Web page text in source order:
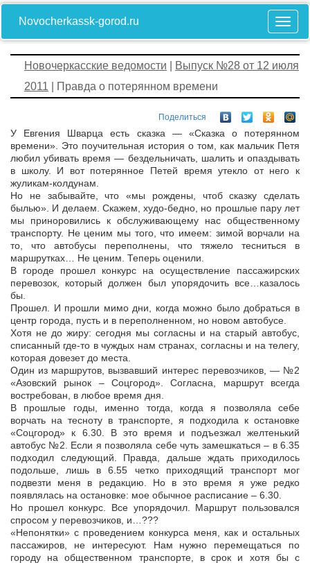
Novocherkassk-gorod.ru
Новочеркасские ведомости
Выпуск №28 от 12 июля
2011 | Правда о потерянном времени
Поделиться
У Евгения Шварца есть сказка — «Сказка о потерянном
времени». Это поучительная история о том, как мальчик Петя
любил убивать время — бездельничать, шалить и опаздывать
в школу. И вот потерянное Петей время утекло от него к
жуликам-колдунам.
Но не забывайте, что «мы рождены, чтоб сказку сделать
былью». И делаем. Скажем, худо-бедно, но прошлые пару лет
мы приноровились к обслуживающему нас общественному
транспорту. Не ценим мы того, что имеем: зимой ворчали на
то, что автобусы переполнены, что тяжело тесниться в
маршрутках… Не ценим. Теперь оценили.
В городе прошел конкурс на осуществление пассажирских
перевозок, который должен был упорядочить все…казалось
бы.
Прошел. И прошли мимо дни, когда можно было добраться в
центр города, пусть и в переполненном, но новом автобусе.
Хотя не до жиру: сегодня мы согласны и на старый автобус,
списанный где-то в чуждых нам странах, согласны и на телегу,
которая довезет до места.
Один из маршрутов, вызвавший интерес перевозчиков, — №2
«Азовский рынок – Соцгород». Согласна, маршрут всегда
востребован, в любое время дня.
В прошлые годы, именно тогда, когда я позволяла себе
ворчать на тесноту в транспорте, я подходила к остановке
«Соцгород» к 6.30. В это время и подъезжал желтенький
автобус №2. Если я позволяла себе чуть замешкаться – в 6.35
подходил следующий. Правда, дальше ждать приходилось
подольше, лишь в 6.55 четко приходящий транспорт мог
подвезти меня в редакцию. Но в это время я уже редко
появлялась на остановке: мое обычное расписание – 6.30.
Но прошел конкурс. Все упорядочил. Маршрут пользовался
спросом у перевозчиков, и…???
«Непонятки» с проведением конкурса меня, как и остальных
пассажиров, не интересуют. Нам нужно перемещаться по
городу на общественном транспорте, в срок и хотя бы с